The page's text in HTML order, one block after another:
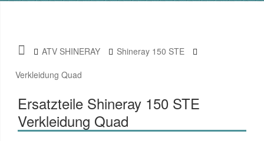
ATV SHINERAY
Shineray 150 STE
Verkleidung Quad
Ersatzteile Shineray 150 STE
Verkleidung Quad